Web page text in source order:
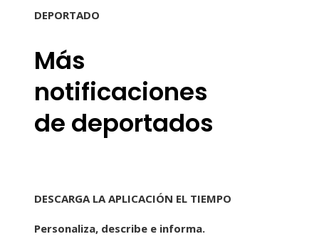
DEPORTADO
Más
notificaciones
de deportados
DESCARGA LA APLICACIÓN EL TIEMPO
Personaliza, describe e informa.